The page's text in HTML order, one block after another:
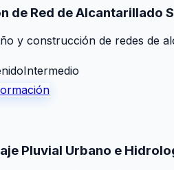
de Red de Alcantarillado
y construcción de redes de
Intermedio
Pluvial Urbano e